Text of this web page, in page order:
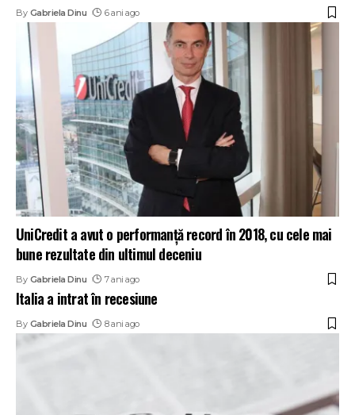
By Gabriela Dinu 6 ani ago
UniCredit a avut o performanță record în 2018, cu cele mai
bune rezultate din ultimul deceniu
By Gabriela Dinu 7 ani ago
Italia a intrat în recesiune
By Gabriela Dinu 8 ani ago